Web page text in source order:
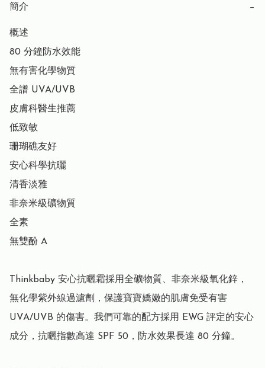
簡介 −
概述
80 分鐘防水效能
無有害化學物質
全譜 UVA/UVB
皮膚科醫生推薦
低致敏
珊瑚礁友好
安心科學抗曬
清香淡雅
非奈米級礦物質
全素
無雙酚 A
Thinkbaby 安心抗曬霜採用全礦物質、非奈米級氧化鋅，
無化學紫外線過濾劑，保護寶寶嬌嫩的肌膚免受有害
UVA/UVB 的傷害。我們可靠的配方採用 EWG 評定的安心
成分，抗曬指數高達 SPF 50，防水效果長達 80 分鐘。